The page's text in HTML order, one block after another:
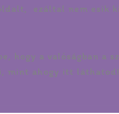
ezáltal nem esik
hogy a valóságban a
mint ahogy itt láthatod!